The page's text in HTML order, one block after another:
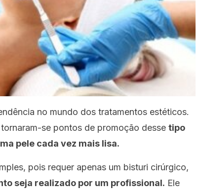
no mundo dos tratamentos estéticos.
se pontos de promoção desse tipo
pele cada vez mais lisa.
pois requer apenas um bisturi cirúrgico,
seja realizado por um profissional. Ele